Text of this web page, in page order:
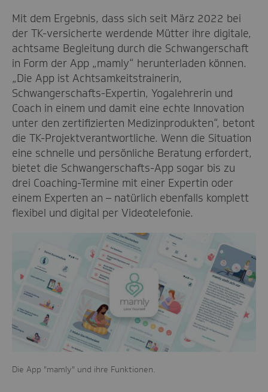
Mit dem Ergebnis, dass sich seit März 2022 bei
der TK-versicherte werdende Mütter ihre digitale,
achtsame Begleitung durch die Schwangerschaft
in Form der App „mamly“ herunterladen können.
„Die App ist Achtsamkeitstrainerin,
Schwangerschafts-Expertin, Yogalehrerin und
Coach in einem und damit eine echte Innovation
unter den zertifizierten Medizinprodukten“, betont
die TK-Projektverantwortliche. Wenn die Situation
eine schnelle und persönliche Beratung erfordert,
bietet die Schwangerschafts-App sogar bis zu
drei Coaching-Termine mit einer Expertin oder
einem Experten an – natürlich ebenfalls komplett
flexibel und digital per Videotelefonie.
Die App "mamly" und ihre Funktionen.